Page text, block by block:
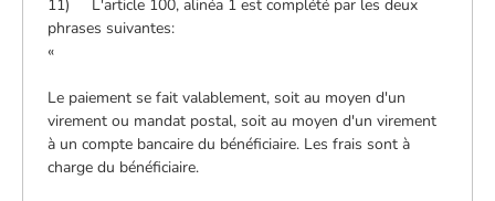
11) L'article 100, alinéa 1 est complété par les deux
phrases suivantes:
«
Le paiement se fait valablement, soit au moyen d'un
virement ou mandat postal, soit au moyen d'un virement
à un compte bancaire du bénéficiaire. Les frais sont à
charge du bénéficiaire.